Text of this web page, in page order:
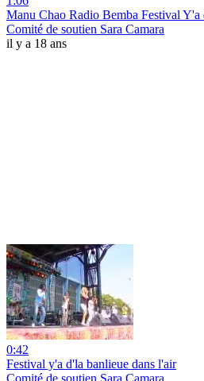
Manu Chao Radio Bemba Festival
Comité de soutien Sara Camara
il y a 18 ans
0:42
Festival y'a d'la banlieue dans l'air